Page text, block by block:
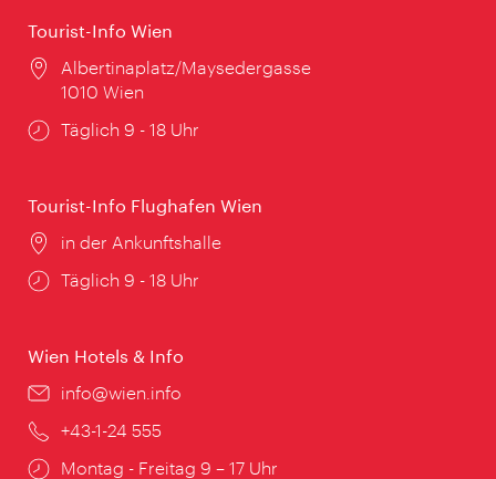
Tourist-Info Wien
Ort:
Albertinaplatz/Maysedergasse
1010 Wien
Öffnungszeiten:
Täglich 9 - 18 Uhr
Tourist-Info Flughafen Wien
Ort:
in der Ankunftshalle
Öffnungszeiten:
Täglich 9 - 18 Uhr
Wien Hotels & Info
Email:
info@wien.info
Telefon:
+43-1-24 555
Öffnungszeiten:
Montag - Freitag 9 – 17 Uhr